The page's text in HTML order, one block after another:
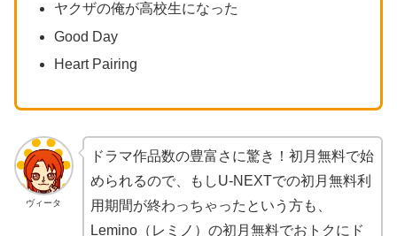
ヤクザの俺が高校生になった
Good Day
Heart Pairing
ヴィータ
ドラマ作品数の豊富さに驚き！初月無料で始
められるので、もしU-NEXTでの初月無料利
用期間が終わっちゃったという方も、
Lemino（レミノ）の初月無料でおトクにド